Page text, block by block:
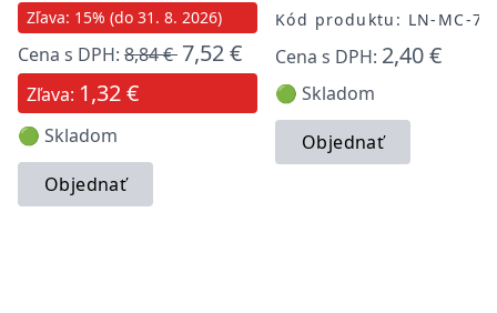
Zľava: 15% (do 31. 8. 2026)
Cena s DPH: 8,84 € 7,52 €
Zľava: 1,32 €
🟢 Skladom
Objednať
Kód produktu: LN-MC-
Cena s DPH: 2,40 €
🟢 Skladom
Objednať